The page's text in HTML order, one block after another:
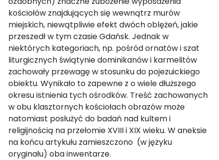
kościołów znajdujących się wewnątrz murów
miejskich, niewątpliwie efekt dwóch oblężeń, jakie
przeszedł w tym czasie Gdańsk. Jednak w
niektórych kategoriach, np. pośród ornatów i szat
liturgicznych świątynie dominikanów i karmelitów
zachowały przewagę w stosunku do pojezuickiego
obiektu. Wynikało to zapewne z o wiele dłuższego
okresu istnienia tych ośrodków. Treść zachowanych
w obu klasztornych kościołach obrazów może
natomiast posłużyć do badań nad kultem i
religijnością na przełomie XVIII i XIX wieku. W aneksie
na końcu artykułu zamieszczono (w języku
oryginału) oba inwentarze.